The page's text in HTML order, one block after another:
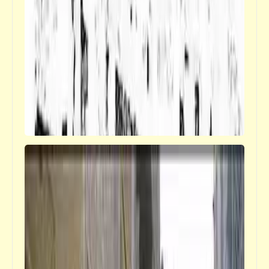
على الحكومة بنت المجنونة
قصص_سخصية مصر
سخصية مصر | المثلبة (الرذيلة) الواحدة
والثلاثون: اللامُبالاةُ والسَلْبيَّةُ والانْهِزامِيَّةُ
والأَنامالِيَّة وسيادَةُ ثَقافَةِ لُقْمَةِ العَيْشِ والانْفِصالُ
عَنْ حَلِّ مَشَاكِلِ المجْتَمَعِ دونَ التَفاعُلِ الإيجابيِ
مَعَها